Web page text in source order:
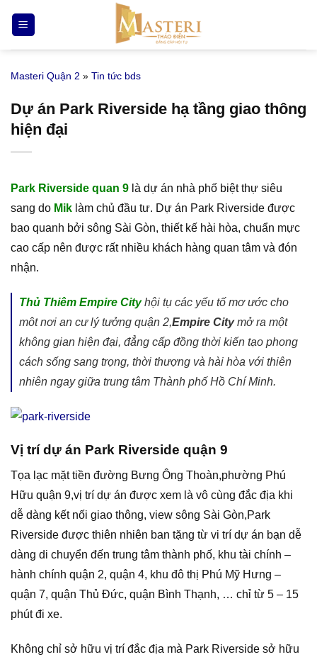
qua
nội
Masteri Quận 2 » Tin tức bds
Dự án Park Riverside hạ tầng giao thông
hiện đại
Park Riverside quan 9 là dự án nhà phố biệt thự siêu
sang do Mik làm chủ đầu tư. Dự án Park Riverside được
bao quanh bởi sông Sài Gòn, thiết kế hài hòa, chuẩn mực
cao cấp nên được rất nhiều khách hàng quan tâm và đón
nhận.
Thủ Thiêm Empire Cityhội tụ các yếu tố mơ ước cho
môt nơi an cư lý tưởng quận 2,Empire Citymở ra một
không gian hiện đại, đẳng cấp đồng thời kiến tạo phong
cách sống sang trọng, thời thượng và hài hòa với thiên
nhiên ngay giữa trung tâm Thành phố Hồ Chí Minh.
Vị trí dự án Park Riverside quận 9
Tọa lạc mặt tiền đường Bưng Ông Thoàn,phường Phú
Hữu quận 9,vị trí dự án được xem là vô cùng đắc địa khi
dễ dàng kết nối giao thông, view sông Sài Gòn,Park
Riverside được thiên nhiên ban tặng từ vi trí dự án bạn dễ
dàng di chuyển đến trung tâm thành phố, khu tài chính –
hành chính quận 2, quận 4, khu đô thị Phú Mỹ Hưng –
quận 7, quận Thủ Đức, quận Bình Thạnh, … chỉ từ 5 – 15
phút đi xe.
Không chỉ sở hữu vị trí đắc địa mà Park Riverside sở hữu